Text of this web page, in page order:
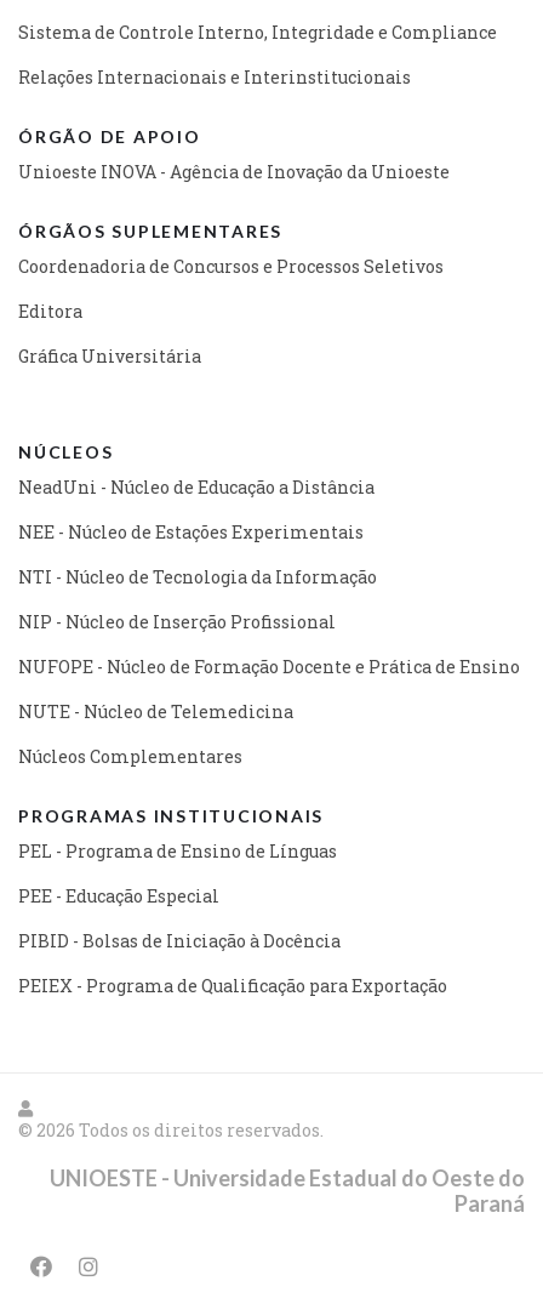
Sistema de Controle Interno, Integridade e Compliance
Relações Internacionais e Interinstitucionais
ÓRGÃO DE APOIO
Unioeste INOVA - Agência de Inovação da Unioeste
ÓRGÃOS SUPLEMENTARES
Coordenadoria de Concursos e Processos Seletivos
Editora
Gráfica Universitária
NÚCLEOS
NeadUni - Núcleo de Educação a Distância
NEE - Núcleo de Estações Experimentais
NTI - Núcleo de Tecnologia da Informação
NIP - Núcleo de Inserção Profissional
NUFOPE - Núcleo de Formação Docente e Prática de Ensino
NUTE - Núcleo de Telemedicina
Núcleos Complementares
PROGRAMAS INSTITUCIONAIS
PEL - Programa de Ensino de Línguas
PEE - Educação Especial
PIBID - Bolsas de Iniciação à Docência
PEIEX - Programa de Qualificação para Exportação
© 2026 Todos os direitos reservados.
UNIOESTE - Universidade Estadual do Oeste do
Paraná